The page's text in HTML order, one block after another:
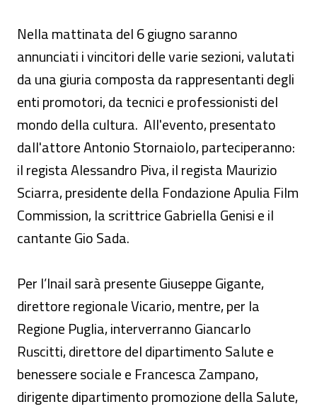
Nella mattinata del 6 giugno saranno
annunciati i vincitori delle varie sezioni, valutati
da una giuria composta da rappresentanti degli
enti promotori, da tecnici e professionisti del
mondo della cultura. All'evento, presentato
dall'attore Antonio Stornaiolo, parteciperanno:
il regista Alessandro Piva, il regista Maurizio
Sciarra, presidente della Fondazione Apulia Film
Commission, la scrittrice Gabriella Genisi e il
cantante Gio Sada.
Per l’Inail sarà presente Giuseppe Gigante,
direttore regionale Vicario, mentre, per la
Regione Puglia, interverranno Giancarlo
Ruscitti, direttore del dipartimento Salute e
benessere sociale e Francesca Zampano,
dirigente dipartimento promozione della Salute,